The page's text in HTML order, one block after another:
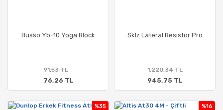
Busso Yb-10 Yoga Block
91,53 TL
76,26 TL
Sklz Lateral Resistor Pro
1.220,34 TL
945,75 TL
%35 %16